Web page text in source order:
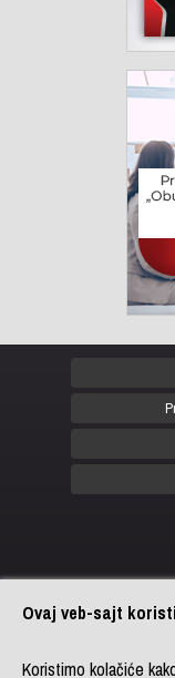
Ovaj veb-sajt
Koristimo kolačiće